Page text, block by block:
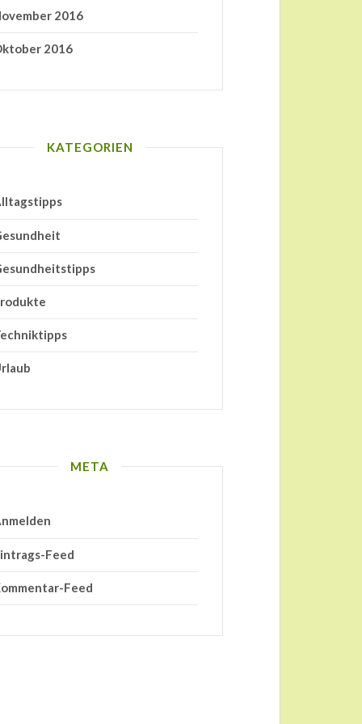
2016
2016
KATEGORIEN
META
Feed
Feed